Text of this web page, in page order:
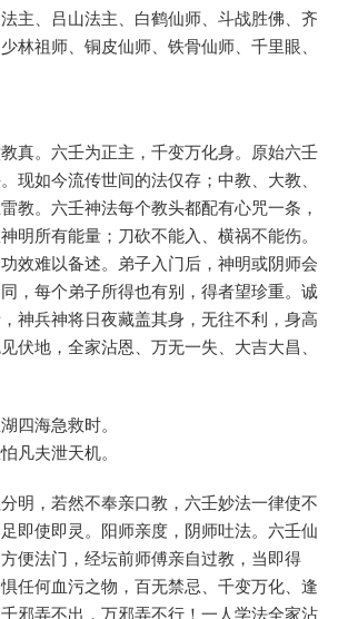
主、吕山法主、白鹤仙师、斗战胜佛、齐
林祖师、铜皮仙师、铁骨仙师、千里眼、
真。六壬为正主，千变万化身。原始六壬
现如今流传世间的法仅存；中教、大教、
教。六壬神法每个教头都配有心咒一条，
明所有能量；刀砍不能入、横祸不能伤。
效难以备述。弟子入门后，神明或阴师会
，每个弟子所得也有别，得者望珍重。诚
神兵神将日夜藏盖其身，无往不利，身高
伏地，全家沾恩、万无一失、大吉大昌、
四海急救时。
凡夫泄天机。
明，若然不奉亲口教，六壬妙法一律使不
即使即灵。阳师亲度，阴师吐法。六壬仙
便法门，经坛前师傅亲自过教，当即得
任何血污之物，百无禁忌、千变万化、逢
邪弄不出，万邪弄不行！一人学法全家沾